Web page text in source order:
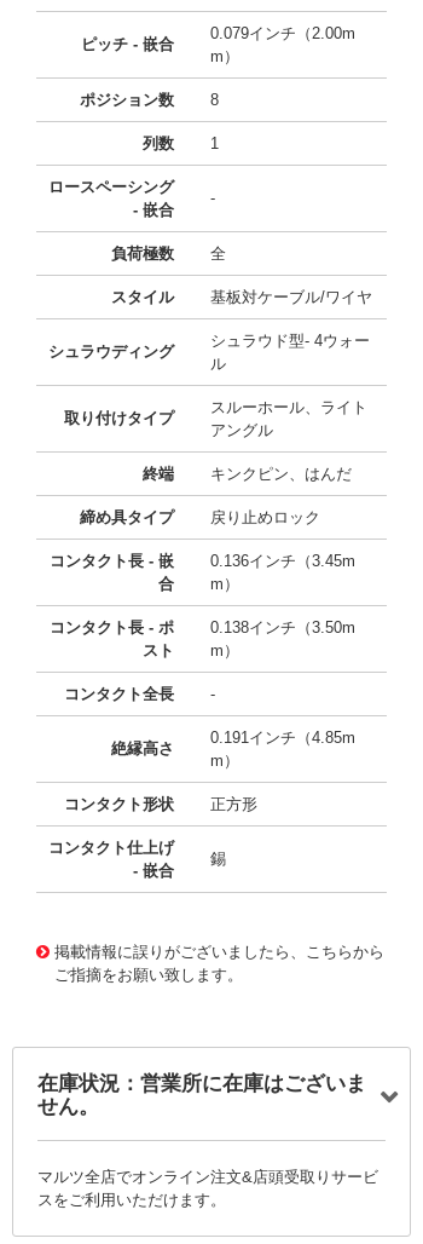
ピッチ - 嵌合
0.079インチ（2.00m
m）
ポジション数 8
列数 1
ロースペーシング
- 嵌合
-
負荷極数 全
スタイル 基板対ケーブル/ワイヤ
シュラウディング
シュラウド型- 4ウォー
ル
取り付けタイプ
スルーホール、ライト
アングル
終端 キンクピン、はんだ
締め具タイプ 戻り止めロック
コンタクト長 - 嵌
合
0.136インチ（3.45m
m）
コンタクト長 - ポ
スト
0.138インチ（3.50m
m）
コンタクト全長 -
絶縁高さ
0.191インチ（4.85m
m）
コンタクト形状 正方形
コンタクト仕上げ
- 嵌合
錫
掲載情報に誤りがございましたら、こちらから
ご指摘をお願い致します。
在庫状況：営業所に在庫はございま
せん。
マルツ全店でオンライン注文&店頭受取りサービ
スをご利用いただけます。